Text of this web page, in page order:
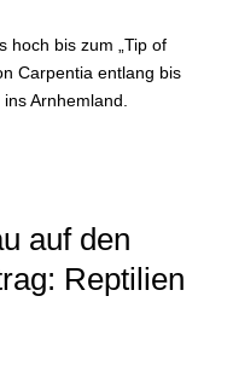
hoch bis zum „Tip of
Carpentia entlang bis
Arnhemland.
auf den
Reptilien